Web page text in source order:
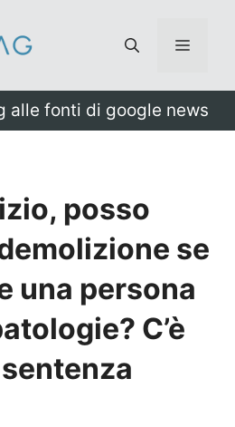
Menu
alle fonti di google news
posso
se
una persona
C’è